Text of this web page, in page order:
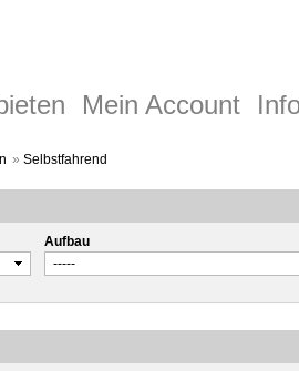
Mein Account
» Selbstfahrend
Aufbau